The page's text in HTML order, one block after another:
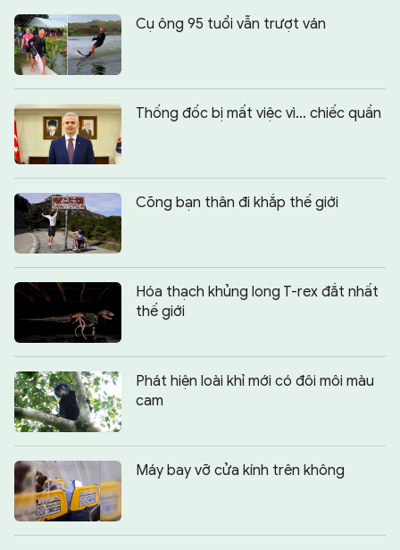
Cụ ông 95 tuổi vẫn trượt ván
Thống đốc bị mất việc vì… chiếc quần
Cõng bạn thân đi khắp thế giới
Hóa thạch khủng long T-rex đắt nhất
thế giới
Phát hiện loài khỉ mới có đôi môi màu
cam
Máy bay vỡ cửa kính trên không